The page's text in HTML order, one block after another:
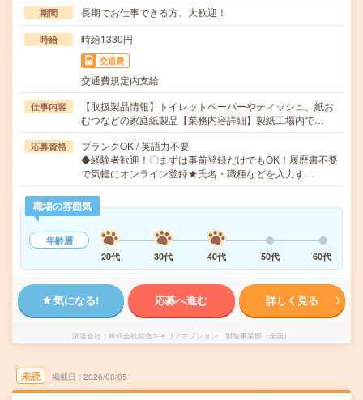
期間 長期でお仕事できる方、大歓迎！
時給 時給1330円
交通費
交通費規定内支給
仕事内容
【取扱製品情報】トイレットペーパーやティッシュ、紙お
むつなどの家庭紙製品【業務内容詳細】製紙工場内で…
応募資格
ブランクOK / 英語力不要
◆経験者歓迎！〇まずは事前登録だけでもOK！履歴書不要
で気軽にオンライン登録★氏名・職種などを入力す…
職場の雰囲気
年齢層
20代
30代 40代 50代 60代
気になる! 応募へ進む 詳しく見る
派遣会社 株式会社綜合キャリアオプション 製造事業部（全国）
未読 掲載日 2026/08/05